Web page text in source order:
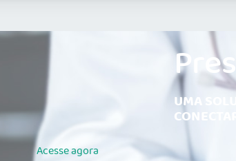
Acesseagora
UMA